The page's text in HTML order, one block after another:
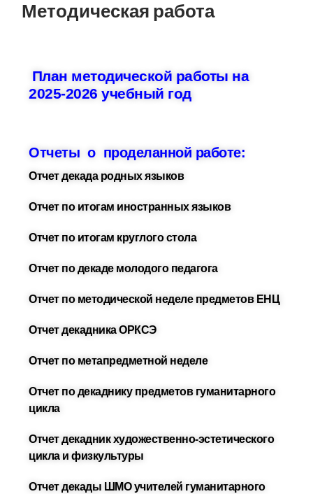
Методическая работа
План методической работы на
2025-2026 учебный год
Отчеты о проделанной работе:
Отчет декада родных языков
Отчет по итогам иностранных языков
Отчет по итогам круглого стола
Отчет по декаде молодого педагога
Отчет по методической неделе предметов ЕНЦ
Отчет декадника ОРКСЭ
Отчет по метапредметной неделе
Отчет по декаднику предметов гуманитарного
цикла
Отчет декадник художественно-эстетического
цикла и физкультуры
Отчет декады ШМО учителей гуманитарного